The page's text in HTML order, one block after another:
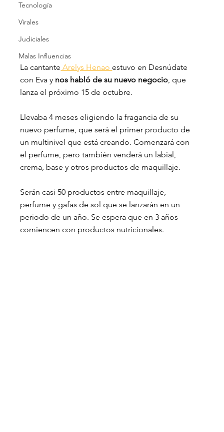
Tecnología
Virales
Judiciales
Malas Influencias
La cantante Arelys Henao estuvo en Desnúdate
con Eva y nos habló de su nuevo negocio, que
lanza el próximo 15 de octubre.
Llevaba 4 meses eligiendo la fragancia de su
nuevo perfume, que será el primer producto de
un multinivel que está creando. Comenzará con
el perfume, pero también venderá un labial,
crema, base y otros productos de maquillaje.
Serán casi 50 productos entre maquillaje,
perfume y gafas de sol que se lanzarán en un
periodo de un año. Se espera que en 3 años
comiencen con productos nutricionales.